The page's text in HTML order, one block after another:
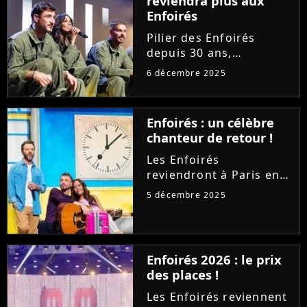
Enfoirés
Pilier des Enfoirés
depuis 30 ans,
Catherine Lara ne
aux concerts de la
troupe. Invitée sur RTL,
l'icône des années 80
déplore l'évolution du
spectacle et...
6 décembre 2025
Enfoirés : un célèbre
chanteur de retour !
Les Enfoirés
reviendront à Paris en
janvier pour leurs
Coeur. Si Florent Pagny
et Helena seront de la
partie, un pilier de la
troupe...
5 décembre 2025
Enfoirés 2026 : le prix
des places !
Les Enfoirés reviennent